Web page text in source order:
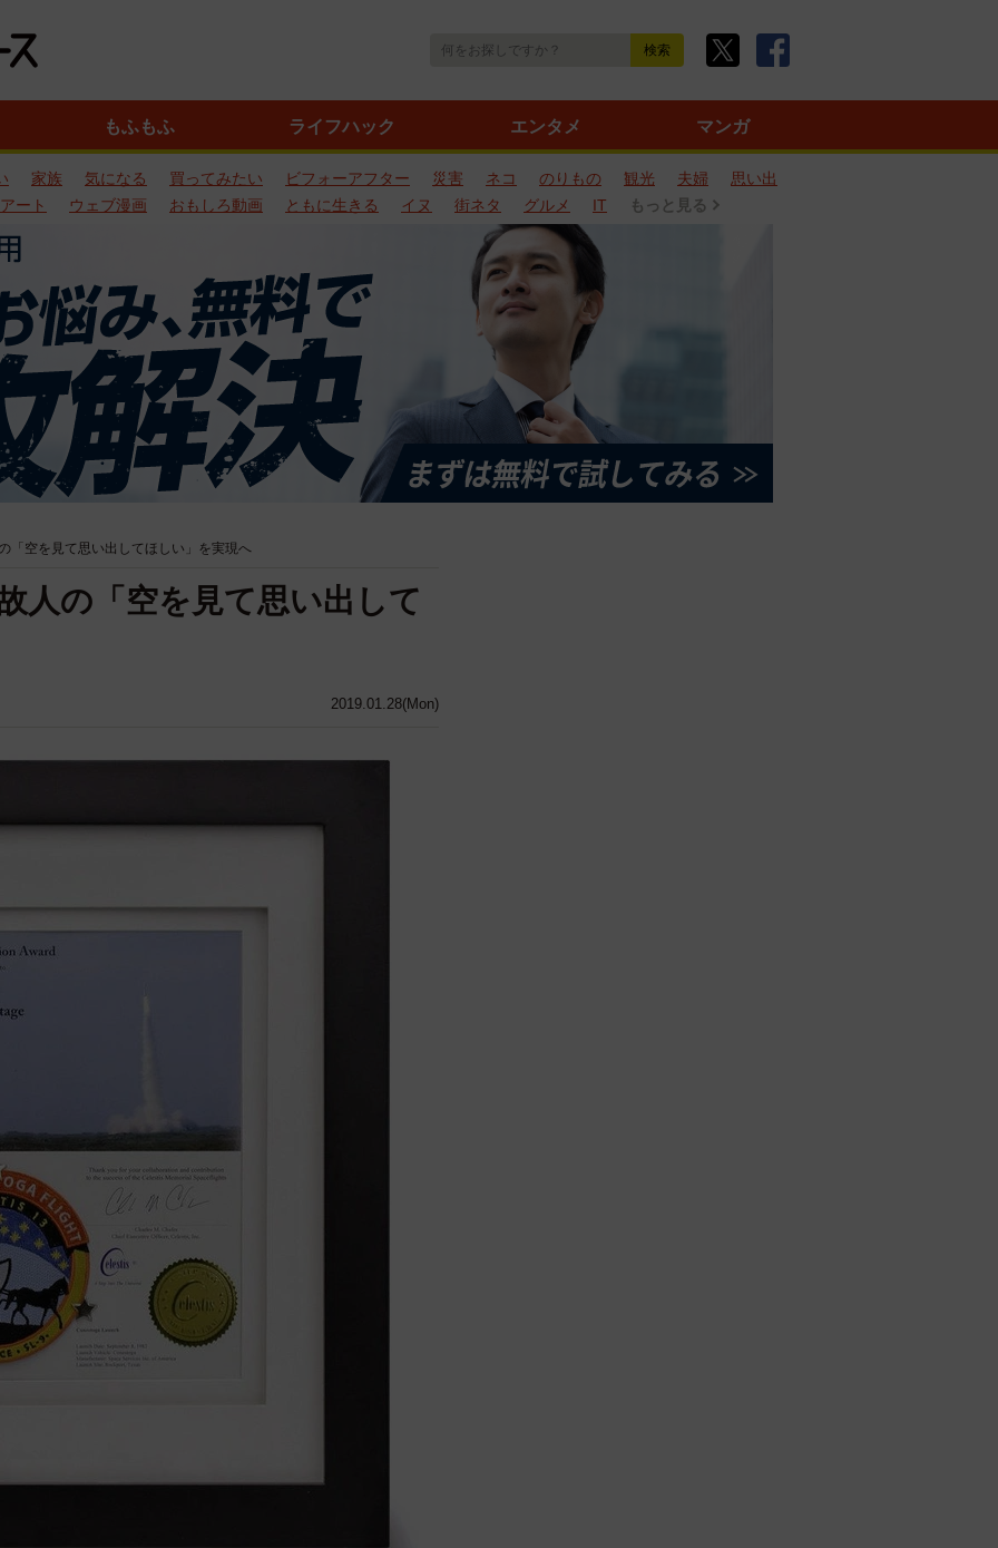
もふもふ ライフハック エンタメ マンガ
家族 気になる 買ってみたい ビフォーアフター 災害 ネコ のりもの 観光 夫婦
思い出
アート
ウェブ漫画 おもしろ動画 ともに生きる イヌ 街ネタ グルメ IT もっと見る
空を見て思い出してほしい」を実現へ
2019.01.28(Mon)
人の「空を見て思い出して